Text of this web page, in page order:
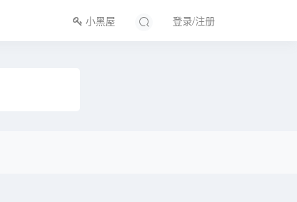
小黑屋 登录/注册